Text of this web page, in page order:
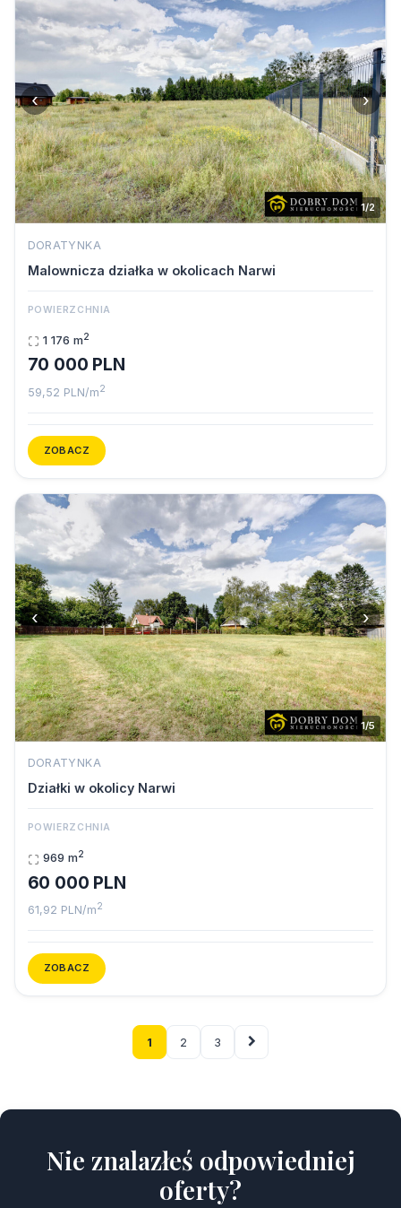
‹ ›
1/2
DORATYNKA
Malownicza działka w okolicach Narwi
POWIERZCHNIA
1 176 m2
70 000 PLN
59,52 PLN/m2
ZOBACZ
‹ ›
1/5
DORATYNKA
Działki w okolicy Narwi
POWIERZCHNIA
969 m2
60 000 PLN
61,92 PLN/m2
ZOBACZ
1 2 3
Nie znalazłeś odpowiedniej
oferty?